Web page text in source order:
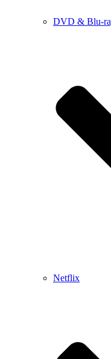
DVD & Blu-
Netflix